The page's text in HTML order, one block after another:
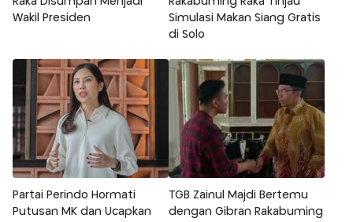
Wakil Presiden
Simulasi Makan Siang Gratis
di Solo
Partai Perindo Hormati
Putusan MK dan Ucapkan
TGB Zainul Majdi Bertemu
dengan Gibran Rakabuming